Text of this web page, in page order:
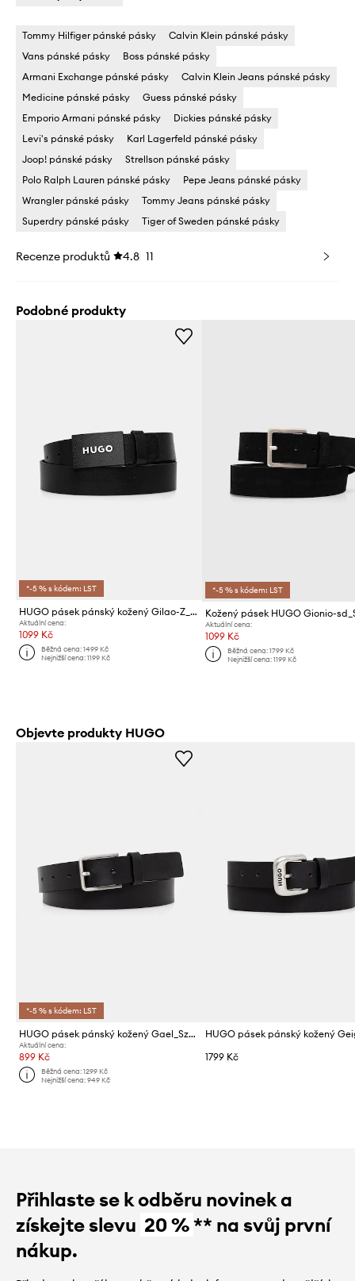
Tommy Hilfiger pánské pásky
Calvin Klein pánské pásky
Vans pánské pásky
Boss pánské pásky
Armani Exchange pánské pásky
Calvin Klein Jeans pánské pásky
Medicine pánské pásky
Guess pánské pásky
Emporio Armani pánské pásky
Dickies pánské pásky
Levi's pánské pásky
Karl Lagerfeld pánské pásky
Joop! pánské pásky
Strellson pánské pásky
Polo Ralph Lauren pánské pásky
Pepe Jeans pánské pásky
Wrangler pánské pásky
Tommy Jeans pánské pásky
Superdry pánské pásky
Tiger of Sweden pánské pásky
Recenze produktů 4.8 11
Podobné produkty
*-5 % s kódem: LST
HUGO pásek pánský kožený Gilao-Z_Sz35
Aktuální cena:
1099 Kč
Běžná cena:1499 Kč
Nejnižší cena:1199 Kč
*-5 % s kódem: LST
Kožený pásek HUGO Gionio-
Aktuální cena:
1099 Kč
Běžná cena: 1799 Kč
Nejnižší cena: 1199 Kč
Objevte produkty HUGO
*-5 % s kódem: LST
HUGO pásek pánský kožený Gael_Sz30
Aktuální cena:
899 Kč
Běžná cena:1299 Kč
Nejnižší cena:949 Kč
1799 Kč
Přihlaste se k odběru novinek a
získejte slevu 20 %** na svůj první
nákup.